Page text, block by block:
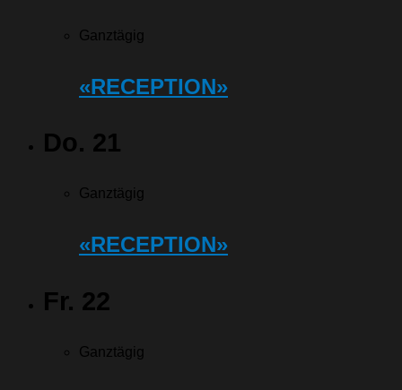
Ganztägig
«RECEPTION»
Do. 21
Ganztägig
«RECEPTION»
Fr. 22
Ganztägig